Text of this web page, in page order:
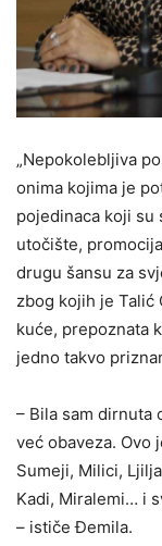
„Nepokolebljiva
onima kojima je
pojedinaca koji su
utočište,
drugu šansu za
zbog kojih je Talić
kuće, prepoznata
jedno takvo
– Bila sam dirnuta
već obaveza. Ovo
Sumeji, Milici,
Kadi, Miralemi… i
– ističe Đemila.